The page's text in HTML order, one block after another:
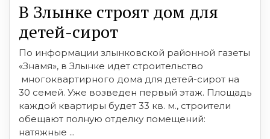
В Злынке строят дом для
детей-сирот
По информации злынковской районной газеты
«Знамя», в Злынке идет строительство
многоквартирного дома для детей-сирот на
30 семей. Уже возведен первый этаж. Площадь
каждой квартиры будет 33 кв. м., строители
обещают полную отделку помещений:
натяжные ...